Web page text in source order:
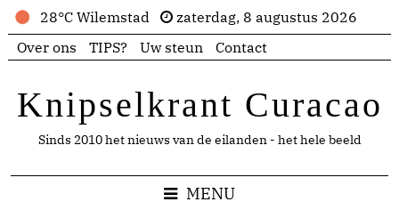
28°C Wilemstad
zaterdag, 8 augustus 2026
Over ons
TIPS? Uw steun Contact
Knipselkrant Curacao
Sinds 2010 het nieuws van de eilanden - het hele beeld
MENU